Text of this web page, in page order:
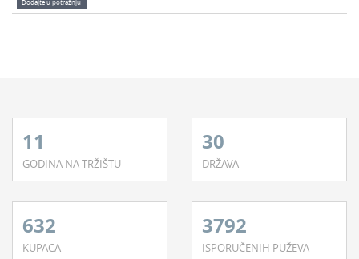
Dodajte u potražnju
11
GODINA NA TRŽIŠTU
30
DRŽAVA
632
KUPACA
3792
ISPORUČENIH PUŽEVA